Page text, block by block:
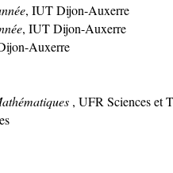
, IUT Dijon-Auxerre
, IUT Dijon-Auxerre
Auxerre
, UFR Sciences et